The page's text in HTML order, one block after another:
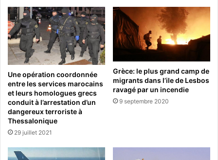
Une opération coordonnée
entre les services marocains
et leurs homologues grecs
conduit à l’arrestation d’un
dangereux terroriste à
Thessalonique
29 juillet 2021
Grèce: le plus grand camp de
migrants dans l’ile de Lesbos
ravagé par un incendie
9 septembre 2020